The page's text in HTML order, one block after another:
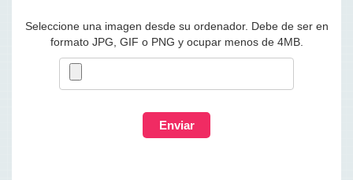
Seleccione una imagen desde su ordenador. Debe de ser en
formato JPG, GIF o PNG y ocupar menos de 4MB.